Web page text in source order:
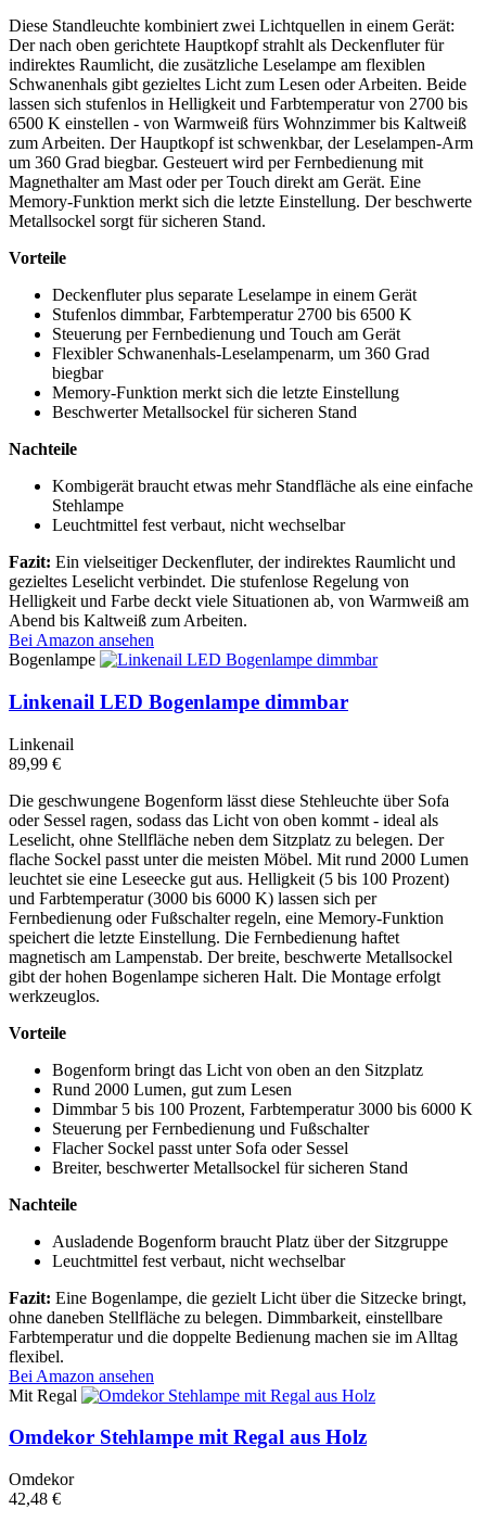
Diese Standleuchte kombiniert zwei Lichtquellen in einem Gerät:
Der nach oben gerichtete Hauptkopf strahlt als Deckenfluter für
indirektes Raumlicht, die zusätzliche Leselampe am flexiblen
Schwanenhals gibt gezieltes Licht zum Lesen oder Arbeiten. Beide
lassen sich stufenlos in Helligkeit und Farbtemperatur von 2700 bis
6500 K einstellen - von Warmweiß fürs Wohnzimmer bis Kaltweiß
zum Arbeiten. Der Hauptkopf ist schwenkbar, der Leselampen-Arm
um 360 Grad biegbar. Gesteuert wird per Fernbedienung mit
Magnethalter am Mast oder per Touch direkt am Gerät. Eine
Memory-Funktion merkt sich die letzte Einstellung. Der beschwerte
Metallsockel sorgt für sicheren Stand.
Vorteile
Deckenfluter plus separate Leselampe in einem Gerät
Stufenlos dimmbar, Farbtemperatur 2700 bis 6500 K
Steuerung per Fernbedienung und Touch am Gerät
Flexibler Schwanenhals-Leselampenarm, um 360 Grad
biegbar
Memory-Funktion merkt sich die letzte Einstellung
Beschwerter Metallsockel für sicheren Stand
Nachteile
Kombigerät braucht etwas mehr Standfläche als eine einfache
Stehlampe
Leuchtmittel fest verbaut, nicht wechselbar
Fazit: Ein vielseitiger Deckenfluter, der indirektes Raumlicht und
gezieltes Leselicht verbindet. Die stufenlose Regelung von
Helligkeit und Farbe deckt viele Situationen ab, von Warmweiß am
Abend bis Kaltweiß zum Arbeiten.
Bei Amazon ansehen
Bogenlampe
Linkenail LED Bogenlampe dimmbar
Linkenail
89,99 €
Die geschwungene Bogenform lässt diese Stehleuchte über Sofa
oder Sessel ragen, sodass das Licht von oben kommt - ideal als
Leselicht, ohne Stellfläche neben dem Sitzplatz zu belegen. Der
flache Sockel passt unter die meisten Möbel. Mit rund 2000 Lumen
leuchtet sie eine Leseecke gut aus. Helligkeit (5 bis 100 Prozent)
und Farbtemperatur (3000 bis 6000 K) lassen sich per
Fernbedienung oder Fußschalter regeln, eine Memory-Funktion
speichert die letzte Einstellung. Die Fernbedienung haftet
magnetisch am Lampenstab. Der breite, beschwerte Metallsockel
gibt der hohen Bogenlampe sicheren Halt. Die Montage erfolgt
werkzeuglos.
Vorteile
Bogenform bringt das Licht von oben an den Sitzplatz
Rund 2000 Lumen, gut zum Lesen
Dimmbar 5 bis 100 Prozent, Farbtemperatur 3000 bis 6000 K
Steuerung per Fernbedienung und Fußschalter
Flacher Sockel passt unter Sofa oder Sessel
Breiter, beschwerter Metallsockel für sicheren Stand
Nachteile
Ausladende Bogenform braucht Platz über der Sitzgruppe
Leuchtmittel fest verbaut, nicht wechselbar
Fazit: Eine Bogenlampe, die gezielt Licht über die Sitzecke bringt,
ohne daneben Stellfläche zu belegen. Dimmbarkeit, einstellbare
Farbtemperatur und die doppelte Bedienung machen sie im Alltag
flexibel.
Bei Amazon ansehen
Mit Regal
Omdekor Stehlampe mit Regal aus Holz
Omdekor
42,48 €